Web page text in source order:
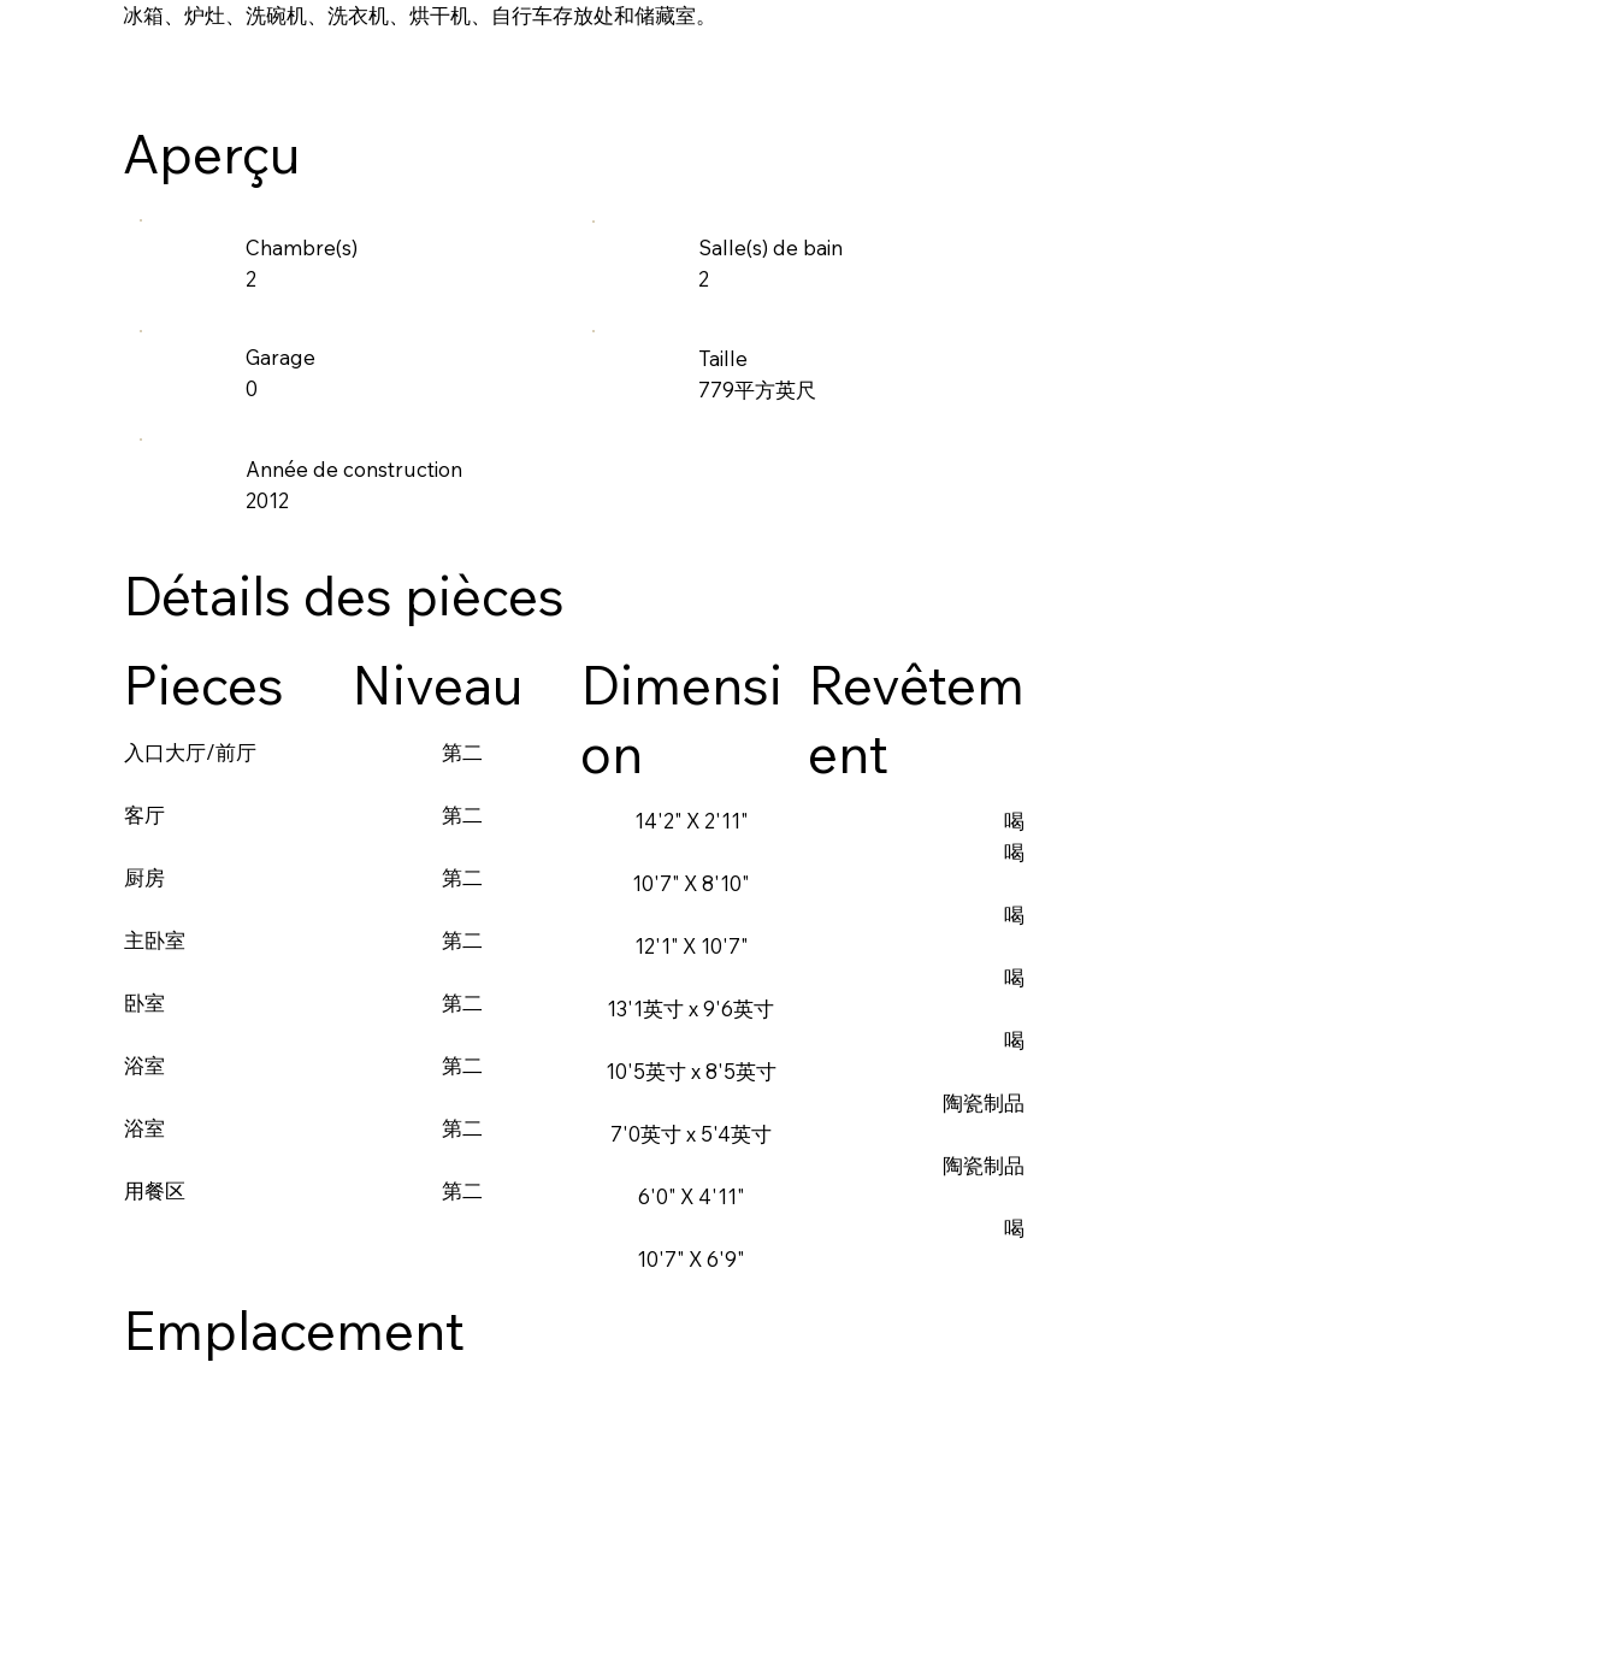
冰箱、炉灶、洗碗机、洗衣机、烘干机、自行车存放处和储藏室。
Aperçu
Chambre(s)
2
Salle(s) de bain
2
Garage
0
Année de construction
2012
Taille
779平方英尺
Détails des pièces
Pieces
入口大厅/前厅
客厅
厨房
主卧室
卧室
浴室
浴室
用餐区
Niveau
第二
第二
第二
第二
第二
第二
第二
第二
Dimensi
on
14'2" X 2'11"
10'7" X 8'10"
12'1" X 10'7"
13'1英寸 x 9'6英寸
10'5英寸 x 8'5英寸
7'0英寸 x 5'4英寸
6'0" X 4'11"
10'7" X 6'9"
Revêtem
ent
喝
喝
喝
喝
喝
陶瓷制品
陶瓷制品
喝
Emplacement